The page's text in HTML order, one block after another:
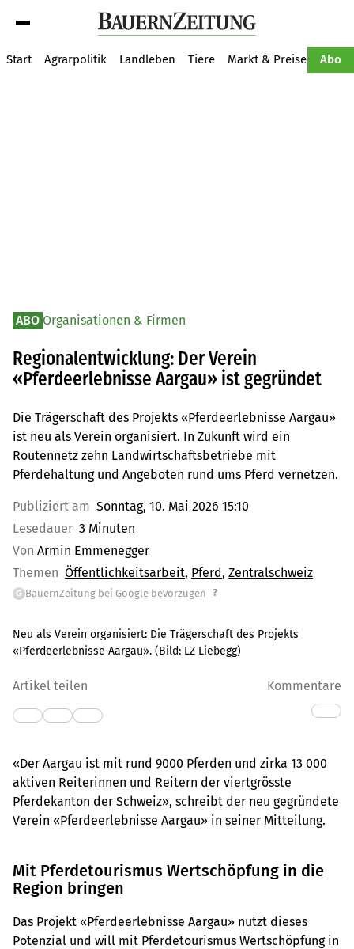
Start Agrarpolitik Landleben Tiere Markt & Preise Abo
ABO Organisationen & Firmen
Regionalentwicklung: Der Verein
«Pferdeerlebnisse Aargau» ist gegründet
Die Trägerschaft des Projekts «Pferdeerlebnisse Aargau»
ist neu als Verein organisiert. In Zukunft wird ein
Routennetz zehn Landwirtschaftsbetriebe mit
Pferdehaltung und Angeboten rund ums Pferd vernetzen.
Publiziert am Sonntag, 10. Mai 2026 15:10
Lesedauer 3 Minuten
Von Armin Emmenegger
Themen Öffentlichkeitsarbeit Pferd Zentralschweiz
G BauernZeitung bei Google bevorzugen ?
Neu als Verein organisiert: Die Trägerschaft des Projekts
«Pferdeerlebnisse Aargau». (Bild: LZ Liebegg)
Artikel teilen Kommentare
«Der Aargau ist mit rund 9000 Pferden und zirka 13 000
aktiven Reiterinnen und Reitern der viertgrösste
Pferdekanton der Schweiz», schreibt der neu gegründete
Verein «Pferdeerlebnisse Aargau» in seiner Mitteilung.
Mit Pferdetourismus Wertschöpfung in die
Region bringen
Das Projekt «Pferdeerlebnisse Aargau» nutzt dieses
Potenzial und will mit Pferdetourismus Wertschöpfung in